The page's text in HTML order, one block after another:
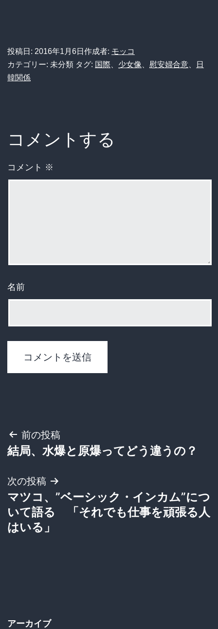
投稿日: 2016年1月6日 作成者: モッコ
カテゴリー: 未分類 タグ: 国際 少女像 慰安婦合意
日
韓関係
コメントする
コメント ※
名前
投
稿
ナ
ビ
ゲ
ン
前の投稿
結局、水爆と原爆ってどう違うの？
次の投稿
マツコ、”ベーシック・インカム”につ
いて語る 「それでも仕事を頑張る人
はいる」
アーカイブ